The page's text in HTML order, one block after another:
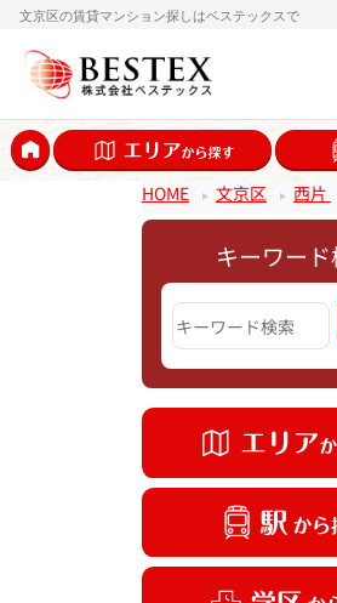
文京区の賃貸マンション探しはベステックスで
HOME 文京区 西片
キーワー